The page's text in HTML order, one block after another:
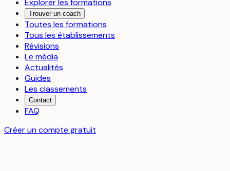
Trouver un coach
Toutes les formations
Tous les établissements
Révisions
Le média
Actualités
Guides
Les classements
Contact
FAQ
Créer un compte gratuit